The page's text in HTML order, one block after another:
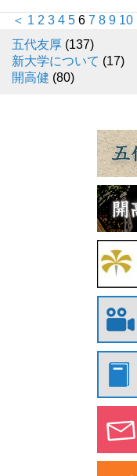
＜ 1 2 3 4 5 6 7 8 9 10
五代友厚 (137)
新大学について (17)
開高健 (80)